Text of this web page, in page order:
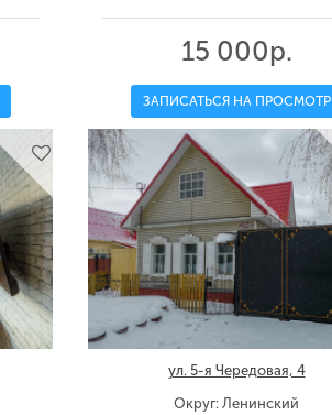
15 000р.
ЗАПИСАТЬСЯ НА ПРОСМОТР
ул. 5-я Чередовая, 4
Округ: Ленинский